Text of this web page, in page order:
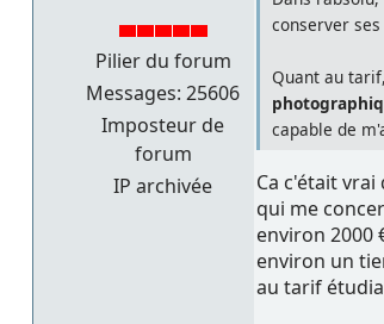
Pilier du forum
Messages: 25606
Imposteur de
forum
IP archivée
conserver
Quant au
capable de
Ca c'était
qui me
environ 2000
environ un
au tarif